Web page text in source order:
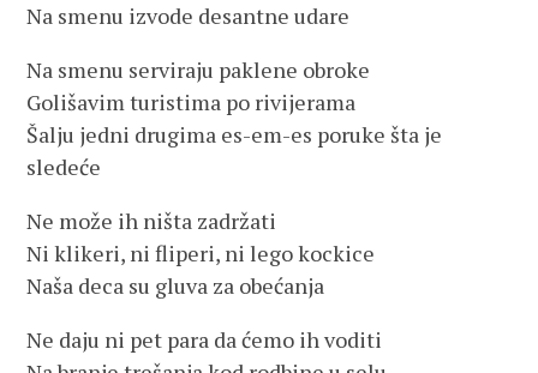
Na smenu izvode desantne udare
Na smenu serviraju paklene obroke
Golišavim turistima po rivijerama
Šalju jedni drugima es-em-es poruke šta je
sledeće
Ne može ih ništa zadržati
Ni klikeri, ni fliperi, ni lego kockice
Naša deca su gluva za obećanja
Ne daju ni pet para da ćemo ih voditi